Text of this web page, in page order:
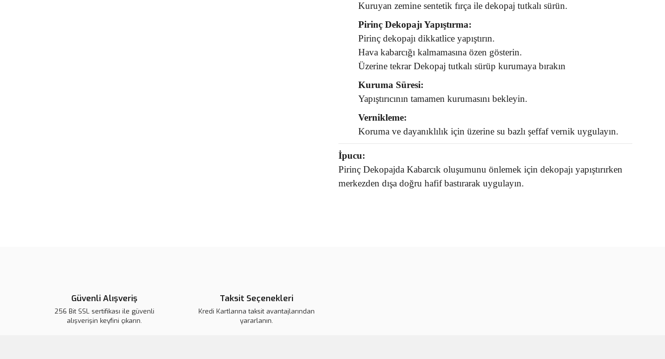
Kuruyan zemine sentetik fırça ile dekopaj tutkalı sürün.
Pirinç Dekopajı Yapıştırma:
Pirinç dekopajı dikkatlice yapıştırın.
Hava kabarcığı kalmamasına özen gösterin.
Üzerine tekrar Dekopaj tutkalı sürüp kurumaya bırakın
Kuruma Süresi:
Yapıştırıcının tamamen kurumasını bekleyin.
Vernikleme:
Koruma ve dayanıklılık için üzerine su bazlı şeffaf vernik uygulayın.
İpucu:
Pirinç Dekopajda Kabarcık oluşumunu önlemek için dekopajı yapıştırırken
merkezden dışa doğru hafif bastırarak uygulayın.
Güvenli Alışveriş
256 Bit SSL sertifikası ile güvenli
alışverişin keyfini çıkarın.
Taksit Seçenekleri
Kredi Kartlarına taksit avantajlarından
yararlanın.